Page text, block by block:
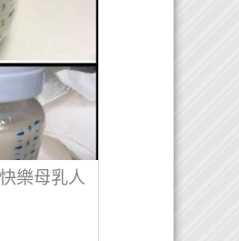
樂母乳人